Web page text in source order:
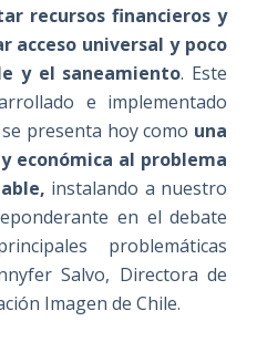
recursos financieros y
acceso universal y poco
y el saneamiento. Este
e implementado
presenta hoy como una
económica al problema
instalando a nuestro
en el debate
problemáticas
Salvo, Directora de
Imagen de Chile.